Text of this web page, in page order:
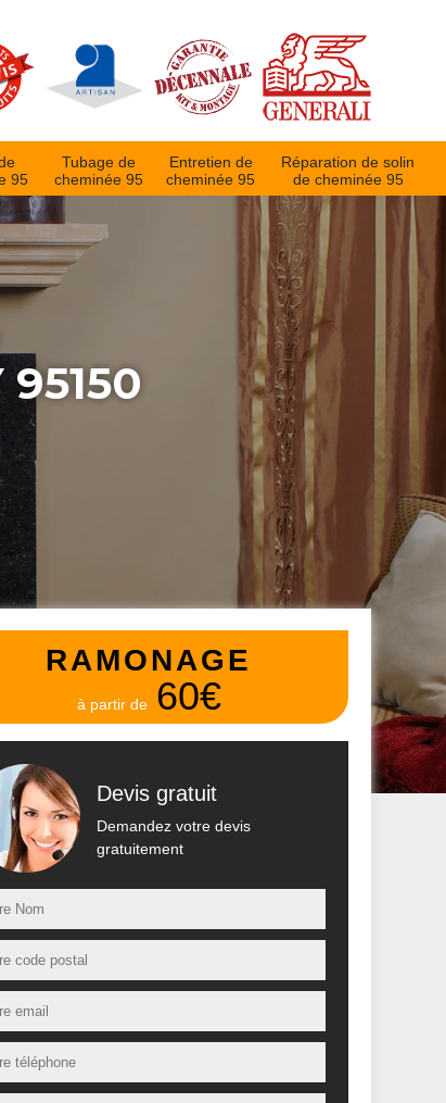
95
Tubage de
cheminée 95
Entretien de
cheminée 95
Réparation de solin
de cheminée 95
95150
RAMONAGE
à partir de 60€
Devis gratuit
Demandez votre devis
gratuitement